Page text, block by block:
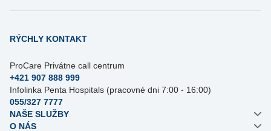
RÝCHLY KONTAKT
ProCare Privátne call centrum
+421 907 888 999
Infolinka Penta Hospitals (pracovné dni 7:00 - 16:00)
055/327 7777
NAŠE SLUŽBY
O NÁS